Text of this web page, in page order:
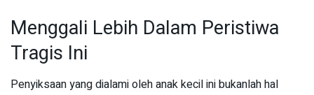
Menggali Lebih Dalam Peristiwa
Tragis Ini
Penyiksaan yang dialami oleh anak kecil ini bukanlah hal